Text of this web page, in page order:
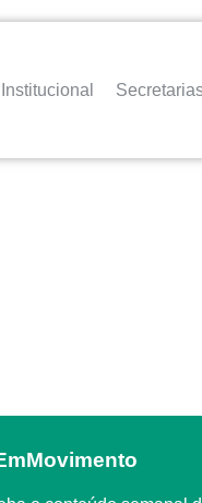
Institucional